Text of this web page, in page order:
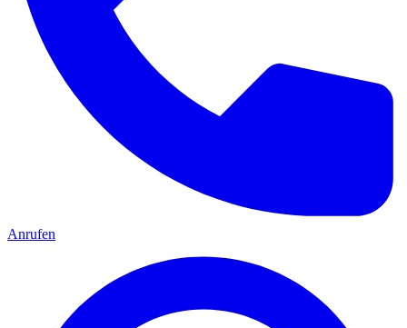
Anrufen